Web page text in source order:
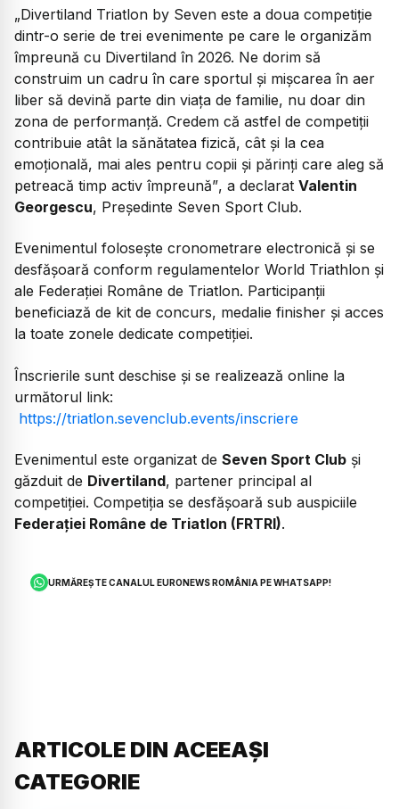
„Divertiland Triatlon by Seven este a doua competiție
dintr-o serie de trei evenimente pe care le organizăm
împreună cu Divertiland în 2026. Ne dorim să
construim un cadru în care sportul și mișcarea în aer
liber să devină parte din viața de familie, nu doar din
zona de performanță. Credem că astfel de competiții
contribuie atât la sănătatea fizică, cât și la cea
emoțională, mai ales pentru copii și părinți care aleg să
petreacă timp activ împreună”, a declarat Valentin
Georgescu, Președinte Seven Sport Club.
Evenimentul folosește cronometrare electronică și se
desfășoară conform regulamentelor World Triathlon și
ale Federației Române de Triatlon. Participanții
beneficiază de kit de concurs, medalie finisher și acces
la toate zonele dedicate competiției.
Înscrierile sunt deschise și se realizează online la
următorul link:
https://triatlon.sevenclub.events/inscriere
Evenimentul este organizat de Seven Sport Club și
găzduit de Divertiland, partener principal al
competiției. Competiția se desfășoară sub auspiciile
Federației Române de Triatlon (FRTRI).
URMĂREȘTE CANALUL EURONEWS ROMÂNIA PE WHATSAPP!
ARTICOLE DIN ACEEAȘI
CATEGORIE